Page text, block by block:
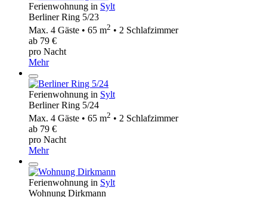
Ferienwohnung in Sylt
Berliner Ring 5/23
Max. 4 Gäste • 65 m2 • 2 Schlafzimmer
ab 79 €
pro Nacht
Mehr
Ferienwohnung in Sylt
Berliner Ring 5/24
Max. 4 Gäste • 65 m2 • 2 Schlafzimmer
ab 79 €
pro Nacht
Mehr
Ferienwohnung in Sylt
Wohnung Dirkmann